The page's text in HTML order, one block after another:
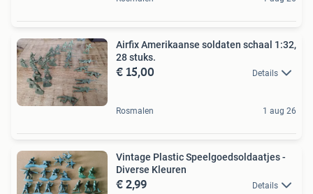
Airfix Amerikaanse soldaten schaal 1:32,
28 stuks.
€ 15,00 Details
Rosmalen 1 aug 26
Vintage Plastic Speelgoedsoldaatjes -
Diverse Kleuren
€ 2,99 Details